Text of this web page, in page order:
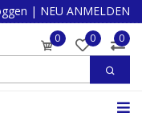
| NEU ANMELDEN
0 0 0